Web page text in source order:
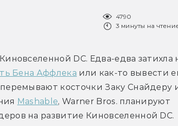
4790
3 минуты на
DC. Едва-едва затихла
Бена Аффлека или как-то вывести
косточки Заку Снайдеру
Mashable, Warner Bros. планируют
на развитие Киновселенной DC.